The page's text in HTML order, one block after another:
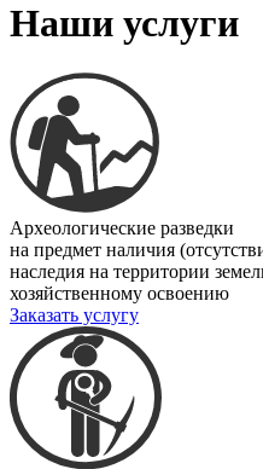
Наши услуги
Археологические разведки
на предмет наличия
наследия на территории
хозяйственному освоению
Заказать услугу